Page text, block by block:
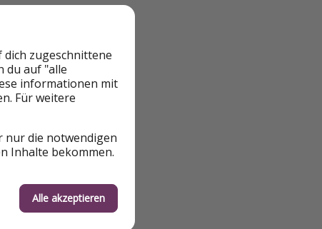
zugeschnittene
du auf "alle
informationen mit
Für weitere
nur die notwendigen
Inhalte bekommen.
Alle akzeptieren